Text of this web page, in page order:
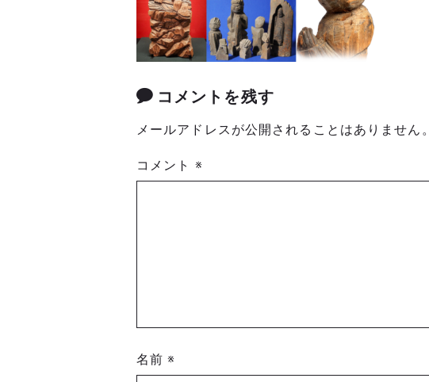
コメントを残す
メールアドレスが公開されることはありません。
コメント ※
名前※